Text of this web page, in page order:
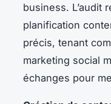
business. L’audit
planification
précis, tenant
marketing social
échanges pour